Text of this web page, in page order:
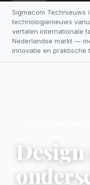
Sigmacom Technieuws
technologienieuws
vertalen internationale
Nederlandse markt —
innovatie en praktische
Design